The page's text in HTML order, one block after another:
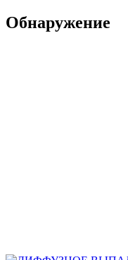
Обнаружение